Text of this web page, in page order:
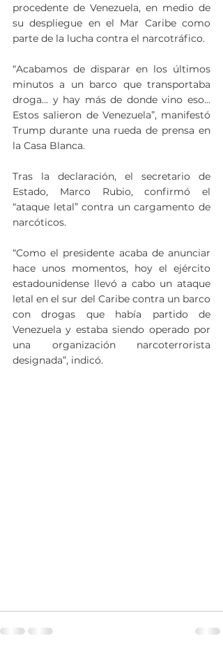
procedente de Venezuela, en medio de
su despliegue en el Mar Caribe como
parte de la lucha contra el narcotráfico.
“Acabamos de disparar en los últimos
minutos a un barco que transportaba
droga... y hay más de donde vino eso...
Estos salieron de Venezuela”, manifestó
Trump durante una rueda de prensa en
la Casa Blanca.
Tras la declaración, el secretario de
Estado, Marco Rubio, confirmó el
“ataque letal” contra un cargamento de
narcóticos.
“Como el presidente acaba de anunciar
hace unos momentos, hoy el ejército
estadounidense llevó a cabo un ataque
letal en el sur del Caribe contra un barco
con drogas que había partido de
Venezuela y estaba siendo operado por
una organización narcoterrorista
designada”, indicó.